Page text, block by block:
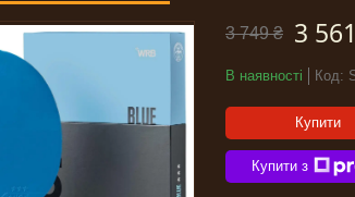
3 749 ₴ 3
В наявності Код:
Купити
Купити з